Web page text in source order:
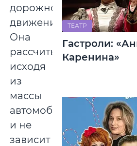
дорожном
движении.
Она
рассчитывается
исходя
из
массы
автомобиля
и не
зависит
ТЕАТР
Гастроли:
Каренина»